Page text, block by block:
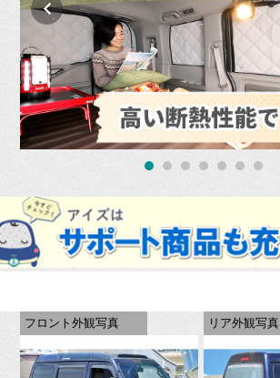
フロント外観写真 リア外観写真